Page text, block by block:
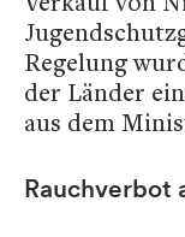
Regelung
der Länder
aus dem
Rauchverbot